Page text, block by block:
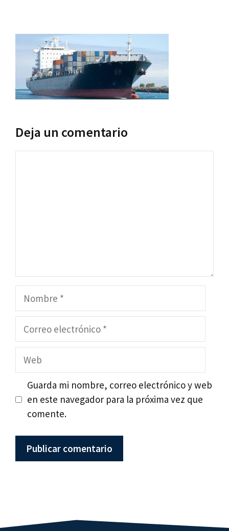
Deja un comentario
Nombre
Correo
Web
Guarda mi nombre, correo electrónico y web
en este navegador para la próxima vez que
comente.